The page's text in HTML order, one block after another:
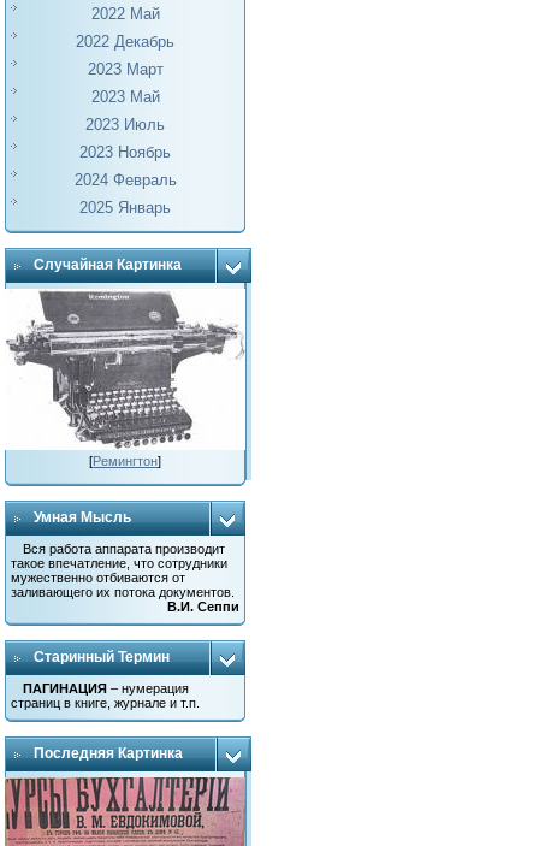
2022 Май
2022 Декабрь
2023 Март
2023 Май
2023 Июль
2023 Ноябрь
2024 Февраль
2025 Январь
Случайная Картинка
[Ремингтон]
Умная Мысль
Вся работа аппарата производит
такое впечатление, что сотрудники
мужественно отбиваются от
заливающего их потока документов.
В.И. Сеппи
Старинный Термин
ПАГИНАЦИЯ – нумерация
страниц в книге, журнале и т.п.
Последняя Картинка